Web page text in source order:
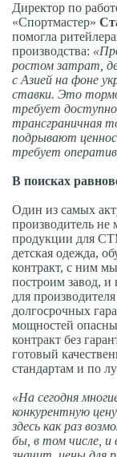
Директор по
«Спортмастер»
помогла
производства:
ростом затрат,
с Азией на фоне
ставки. Это
требует
трансграничная
подрывают
требует
В поисках
Один из самых
производитель
продукции для
детская одежда,
контракт, с ним
построим завод, и
для
долгосрочных
мощностей
контракт без
готовый
стандартам и по
«На сегодня
конкурентную
здесь как раз
бы, в том числе, и